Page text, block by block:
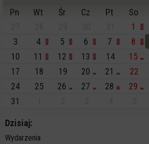
Pn
Wt Śr Cz Pt So
1
3
4 5 6 7 8
10
11 12 13 14 15
17
18 19 20 21 22
24
25 26 27 28 29
31
Dzisiaj:
Wydarzenia